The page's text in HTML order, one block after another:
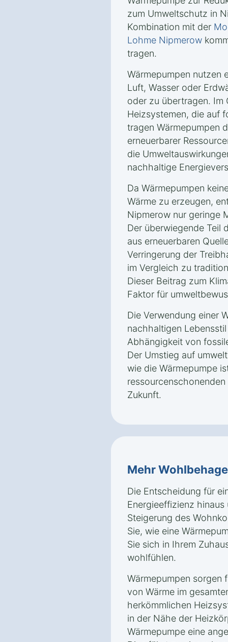
zum Umweltschutz in
Kombination mit der
Lohme Nipmerow
tragen.
Wärmepumpen nutzen
Luft, Wasser oder
oder zu übertragen. Im
Heizsystemen, die auf
tragen Wärmepumpen
erneuerbarer
die
nachhaltige
Da Wärmepumpen
Wärme zu erzeugen,
Nipmerow nur geringe
Der überwiegende Teil
aus erneuerbaren
Verringerung der
im Vergleich zu
Dieser Beitrag zum
Faktor für
Die Verwendung einer
nachhaltigen
Abhängigkeit von
Der Umstieg auf
wie die Wärmepumpe
Zukunft.
Mehr
Die Entscheidung für
Energieeffizienz
Steigerung des
Sie, wie eine
Sie sich in Ihrem
wohlfühlen.
Wärmepumpen sorgen
von Wärme im
herkömmlichen
in der Nähe der
Wärmepumpe eine